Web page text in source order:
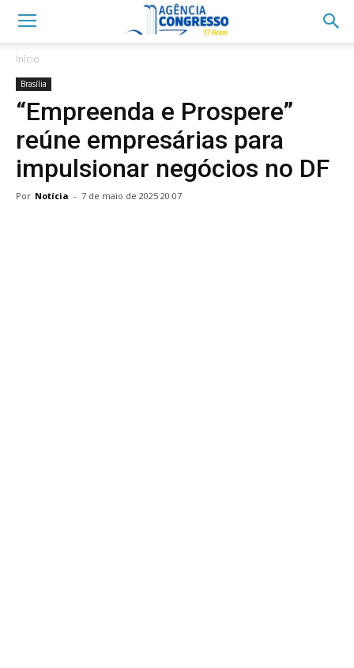
Início
Brasília
“Empreenda e Prospere”
reúne empresárias para
impulsionar negócios no DF
Por Notícia - 7 de maio de 2025 20:07